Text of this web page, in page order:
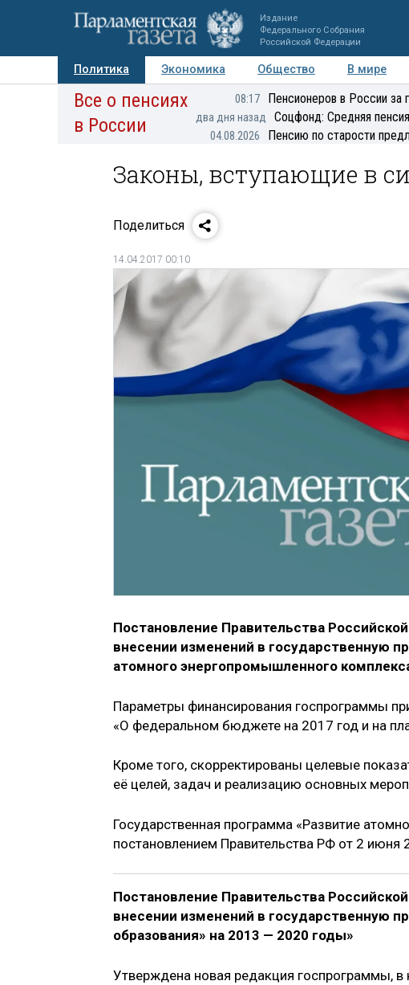
Издание
Федерального Собрания
Российской Федерации
Политика Экономика Общество В мире
Авторы Персоны Мнения Регионы
Все о пенсиях
в России
08:17 Пенсионеров в России за
два дня назад Соцфонд: Средняя
04.08.2026 Пенсию по старости
Законы, вступающие в
Поделиться
14.04.2017 00:10
Постановление Правительства
внесении изменений в государственную
атомного энергопромышленного
Параметры финансирования госпрограммы
«О федеральном бюджете на 2017 год и на
Кроме того, скорректированы целевые
её целей, задач и реализацию основных
Государственная программа «Развитие
постановлением Правительства РФ от 2 июня
Постановление Правительства
внесении изменений в государственную
образования» на 2013 — 2020 годы»
Утверждена новая редакция госпрограммы,